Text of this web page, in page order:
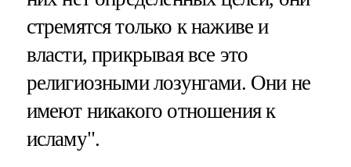
стремятся только к наживе и
власти, прикрывая все это
религиозными лозунгами. Они не
имеют никакого отношения к
исламу".